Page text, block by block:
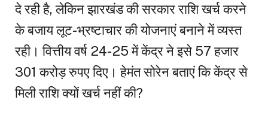
दे रही है, लेकिन झारखंड की सरकार राशि खर्च करने
के बजाय लूट-भ्रष्टाचार की योजनाएं बनाने में व्यस्त
रही। वित्तीय वर्ष 24-25 में केंद्र ने इसे 57 हजार
301 करोड़ रुपए दिए। हेमंत सोरेन बताएं कि केंद्र से
मिली राशि क्यों खर्च नहीं की?